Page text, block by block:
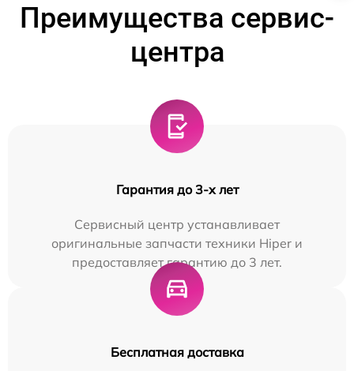
Преимущества сервис-
центра
Гарантия до 3-х лет
Сервисный центр устанавливает
оригинальные запчасти техники Hiper и
предоставляет гарантию до 3 лет.
Бесплатная доставка